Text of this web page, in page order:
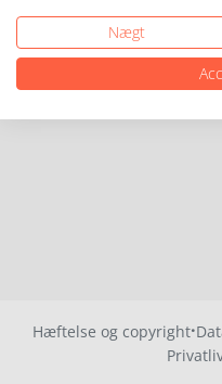
Hæftelse og copyright·
Nægt